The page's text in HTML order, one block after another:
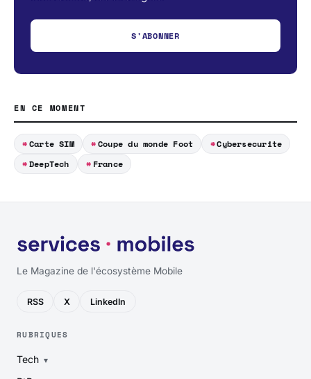
S'ABONNER
EN CE MOMENT
Carte SIM Coupe du monde Foot
Cybersecurite
DeepTech
France
Le Magazine de l'écosystème Mobile
RSS X LinkedIn
RUBRIQUES
Tech